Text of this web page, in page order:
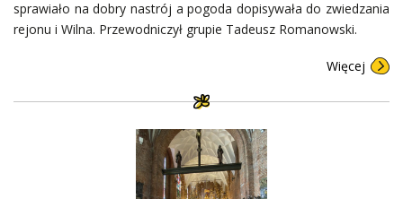
sprawiało na dobry nastrój a pogoda dopisywała do zwiedzania
rejonu i Wilna. Przewodniczył grupie Tadeusz Romanowski.
Więcej